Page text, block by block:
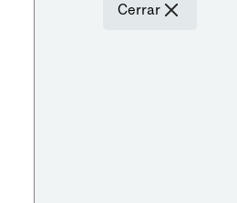
Cerrar